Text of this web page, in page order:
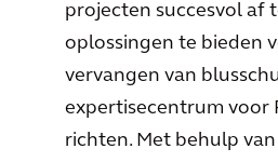
projecten succesvol af
oplossingen te bieden
vervangen van
expertisecentrum voor
richten. Met behulp